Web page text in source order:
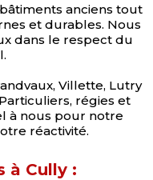
anciens tout
et durables. Nous
dans le respect du
Villette, Lutry
régies et
à nous pour notre
réactivité.
à Cully :